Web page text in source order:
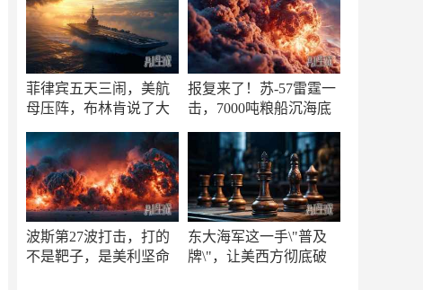
菲律宾五天三闹，美航
母压阵，布林肯说了大
报复来了！苏-57雷霆一
击，7000吨粮船沉海底
波斯第27波打击，打的
不是靶子，是美利坚命
东大海军这一手\"普及
牌\"，让美西方彻底破